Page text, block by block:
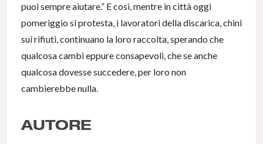
puoi sempre aiutare.” E così, mentre in città oggi
pomeriggio si protesta, i lavoratori della discarica, chini
sui rifiuti, continuano la loro raccolta, sperando che
qualcosa cambi eppure consapevoli, che se anche
qualcosa dovesse succedere, per loro non
cambierebbe nulla.
AUTORE